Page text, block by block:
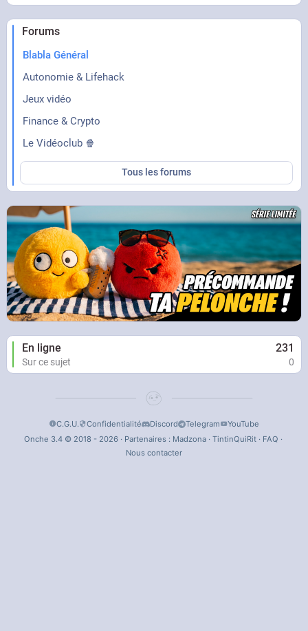
Forums
Blabla Général
Autonomie & Lifehack
Jeux vidéo
Finance & Crypto
Le Vidéoclub 🍿
Tous les forums
En ligne 231
Sur ce sujet 0
C.G.U. Confidentialité Discord Telegram
YouTube
Onche 3.4 © 2018 - 2026 · Partenaires : Madzona· TintinQuiRit· FAQ ·
Nous contacter